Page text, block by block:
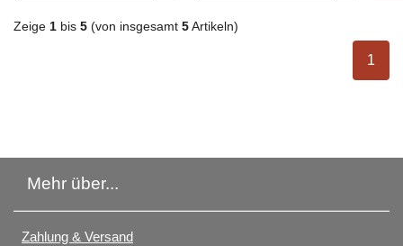
Zeige 1 bis 5 (von insgesamt 5 Artikeln)
1
Mehr über...
Zahlung & Versand